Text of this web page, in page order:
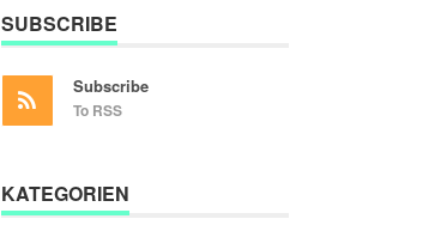
SUBSCRIBE
Subscribe
To RSS
KATEGORIEN